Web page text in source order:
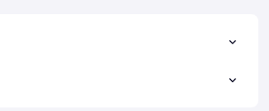
Tiraspolul Nou